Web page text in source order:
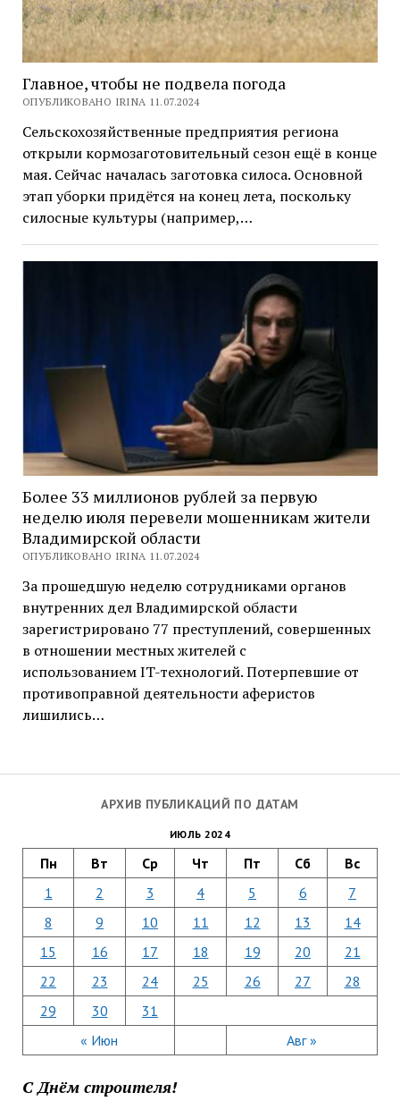
АРХИВ ПУБЛИКАЦИЙ ПО ДАТАМ
ИЮЛЬ 2024
Пн Вт Ср Чт Пт Сб Вс
« Июн Авг »
1 2 3 4 5 6
7
8
9 10 11 12 13
14
15
16 17 18 19 20
21
22
23 24 25 26 27
28
29
30 31
С Днём строителя!
Главное, чтобы не подвела погода
ОПУБЛИКОВАНО IRINA 11.07.2024
Сельскохозяйственные предприятия региона
открыли кормозаготовительный сезон ещё в конце
мая. Сейчас началась заготовка силоса. Основной
этап уборки придётся на конец лета, поскольку
силосные культуры (например,…
Более 33 миллионов рублей за первую
неделю июля перевели мошенникам жители
Владимирской области
ОПУБЛИКОВАНО IRINA 11.07.2024
За прошедшую неделю сотрудниками органов
внутренних дел Владимирской области
зарегистрировано 77 преступлений, совершенных
в отношении местных жителей с
использованием IT-технологий. Потерпевшие от
противоправной деятельности аферистов
лишились…